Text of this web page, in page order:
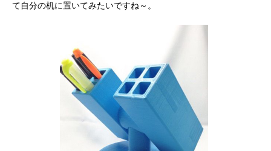
て自分の机に置いてみたいですね～。